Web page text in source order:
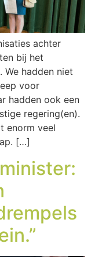
achter
bij het
We hadden niet
voor
hadden ook een
regering(en).
enorm veel
[…]